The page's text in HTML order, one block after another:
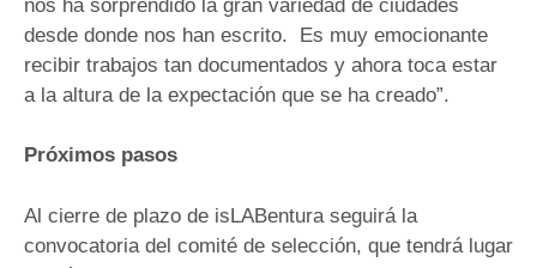
nos ha sorprendido la gran variedad de ciudades
desde donde nos han escrito. Es muy emocionante
recibir trabajos tan documentados y ahora toca estar
a la altura de la expectación que se ha creado”.
Próximos pasos
Al cierre de plazo de isLABentura seguirá la
convocatoria del comité de selección, que tendrá lugar